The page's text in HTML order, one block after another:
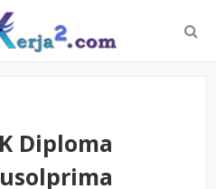
Diploma